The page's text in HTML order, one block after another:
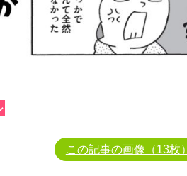
この記事の画像（13枚）